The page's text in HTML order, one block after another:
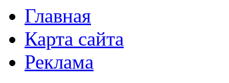
Главная
Карта сайта
Реклама